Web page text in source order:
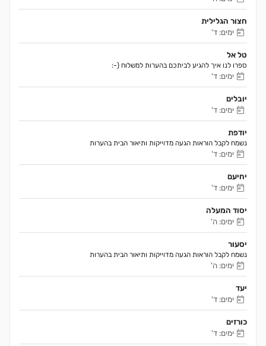
חצור הגלילית
ימים: ד'
טל אל
ספרו לנו איך להגיע לביתכם בהערות למשלוח (-:
ימים: ד'
יובלים
ימים: ד'
יודפת
נשמח לקבל הוראות הגעה מדוייקות ותיאור הבית בהערות
ימים: ד'
יחיעם
ימים: ד'
יסוד המעלה
ימים: ה'
יסעור
נשמח לקבל הוראות הגעה מדוייקות ותיאור הבית בהערות
ימים: ה'
יעד
ימים: ד'
כורזים
ימים: ד'